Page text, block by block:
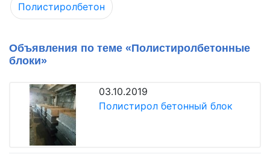
Полистиролбетон
Объявления по теме «Полистиролбетонные
блоки»
03.10.2019
Полистирол бетонный блок